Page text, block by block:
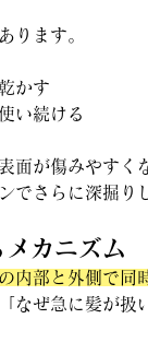
ります。
かす
い続ける
面が傷みやす
でさらに深掘り
カニズム
内部と外側で同
なぜ急に髪が